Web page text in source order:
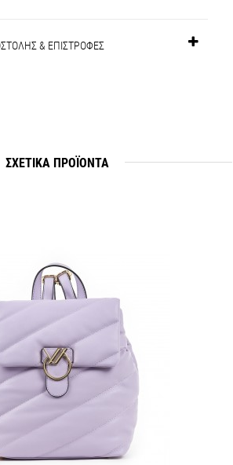
& ΕΠΙΣΤΡΟΦΕΣ
ΣΧΕΤΙΚΆ ΠΡΟΪΟΝΤΑ